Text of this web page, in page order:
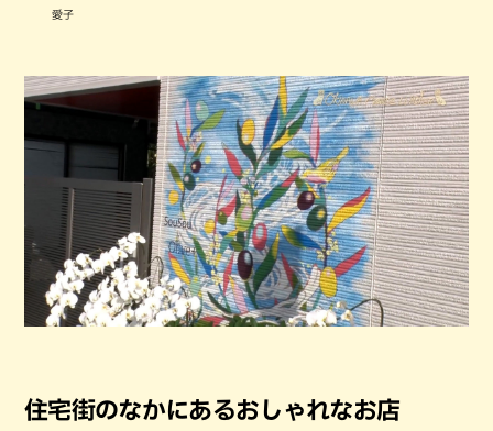
愛子
住宅街のなかにあるおしゃれなお店